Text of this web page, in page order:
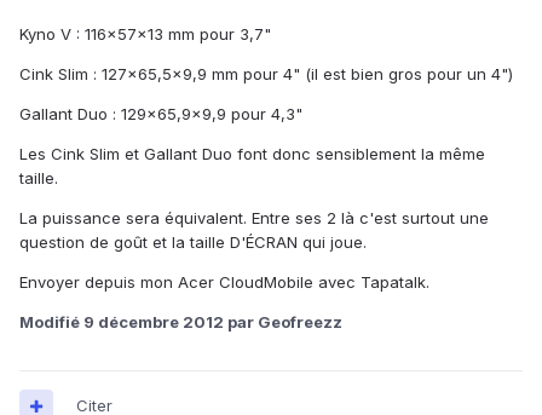
Kyno V : 116x57x13 mm pour 3,7"
Cink Slim : 127x65,5x9,9 mm pour 4" (il est bien gros pour un 4")
Gallant Duo : 129x65,9x9,9 pour 4,3"
Les Cink Slim et Gallant Duo font donc sensiblement la même
taille.
La puissance sera équivalent. Entre ses 2 là c'est surtout une
question de goût et la taille D'ÉCRAN qui joue.
Envoyer depuis mon Acer CloudMobile avec Tapatalk.
Modifié 9 décembre 2012 par Geofreezz
Citer